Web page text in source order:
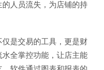
人员流失，为店铺的持
是交易的工具，更是财
全掌控功能，让店主能